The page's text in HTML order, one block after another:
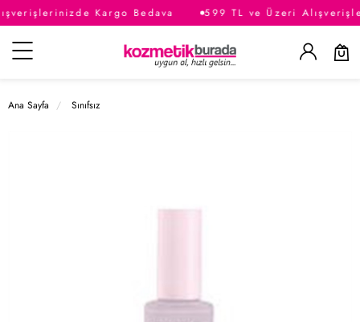
Kargo Bedava 599 TL ve Üzeri
Kategoriler
Ana Sayfa Sınıfsız